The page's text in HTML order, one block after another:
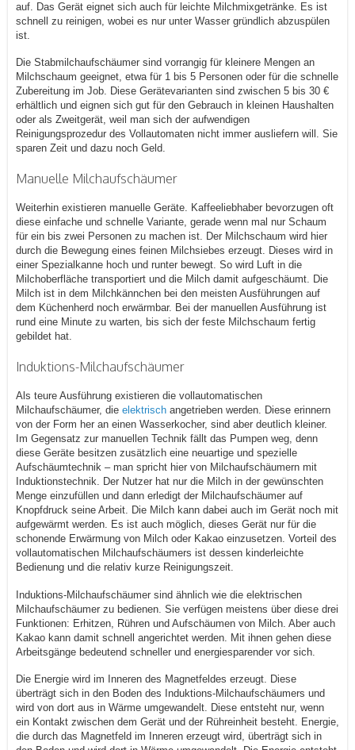
auf. Das Gerät eignet sich auch für leichte Milchmixgetränke. Es ist
schnell zu reinigen, wobei es nur unter Wasser gründlich abzuspülen
ist.
Die Stabmilchaufschäumer sind vorrangig für kleinere Mengen an
Milchschaum geeignet, etwa für 1 bis 5 Personen oder für die schnelle
Zubereitung im Job. Diese Gerätevarianten sind zwischen 5 bis 30 €
erhältlich und eignen sich gut für den Gebrauch in kleinen Haushalten
oder als Zweitgerät, weil man sich der aufwendigen
Reinigungsprozedur des Vollautomaten nicht immer ausliefern will. Sie
sparen Zeit und dazu noch Geld.
Manuelle Milchaufschäumer
Weiterhin existieren manuelle Geräte. Kaffeeliebhaber bevorzugen oft
diese einfache und schnelle Variante, gerade wenn mal nur Schaum
für ein bis zwei Personen zu machen ist. Der Milchschaum wird hier
durch die Bewegung eines feinen Milchsiebes erzeugt. Dieses wird in
einer Spezialkanne hoch und runter bewegt. So wird Luft in die
Milchoberfläche transportiert und die Milch damit aufgeschäumt. Die
Milch ist in dem Milchkännchen bei den meisten Ausführungen auf
dem Küchenherd noch erwärmbar. Bei der manuellen Ausführung ist
rund eine Minute zu warten, bis sich der feste Milchschaum fertig
gebildet hat.
Induktions-Milchaufschäumer
Als teure Ausführung existieren die vollautomatischen
Milchaufschäumer, die elektrisch angetrieben werden. Diese erinnern
von der Form her an einen Wasserkocher, sind aber deutlich kleiner.
Im Gegensatz zur manuellen Technik fällt das Pumpen weg, denn
diese Geräte besitzen zusätzlich eine neuartige und spezielle
Aufschäumtechnik – man spricht hier von Milchaufschäumern mit
Induktionstechnik. Der Nutzer hat nur die Milch in der gewünschten
Menge einzufüllen und dann erledigt der Milchaufschäumer auf
Knopfdruck seine Arbeit. Die Milch kann dabei auch im Gerät noch mit
aufgewärmt werden. Es ist auch möglich, dieses Gerät nur für die
schonende Erwärmung von Milch oder Kakao einzusetzen. Vorteil des
vollautomatischen Milchaufschäumers ist dessen kinderleichte
Bedienung und die relativ kurze Reinigungszeit.
Induktions-Milchaufschäumer sind ähnlich wie die elektrischen
Milchaufschäumer zu bedienen. Sie verfügen meistens über diese drei
Funktionen: Erhitzen, Rühren und Aufschäumen von Milch. Aber auch
Kakao kann damit schnell angerichtet werden. Mit ihnen gehen diese
Arbeitsgänge bedeutend schneller und energiesparender vor sich.
Die Energie wird im Inneren des Magnetfeldes erzeugt. Diese
überträgt sich in den Boden des Induktions-Milchaufschäumers und
wird von dort aus in Wärme umgewandelt. Diese entsteht nur, wenn
ein Kontakt zwischen dem Gerät und der Rühreinheit besteht. Energie,
die durch das Magnetfeld im Inneren erzeugt wird, überträgt sich in